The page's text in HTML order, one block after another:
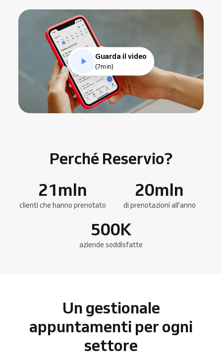
Guarda il video
(7min)
Perché Reservio?
21mln
clienti che hanno prenotato
20mln
di prenotazioni all'anno
500K
aziende soddisfatte
Un gestionale
appuntamenti per ogni
settore